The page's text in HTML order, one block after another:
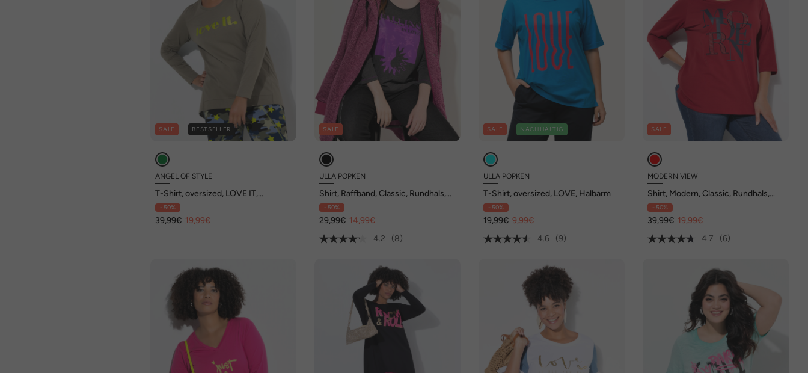
SALE BESTSELLER
ANGEL OF STYLE
T-Shirt, oversized, LOVE IT,
Langarm
- 50%
39,99€ 19,99€
SALE
ULLA POPKEN
Shirt, Raffband, Classic, Rundhals,
Langarm
- 50%
29,99€ 14,99€
4.2
(8)
SALE NACHHALTIG
ULLA POPKEN
T-Shirt, oversized, LOVE, Halbarm
- 50%
19,99€ 9,99€
4.6
(9)
SALE
MODERN VIEW
Shirt, Modern, Classic, Rundhals,
3/4-Arm
- 50%
39,99€ 19,99€
4.7
(6)